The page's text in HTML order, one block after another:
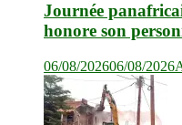
Journée
honore son
06/08/202606/08/2026